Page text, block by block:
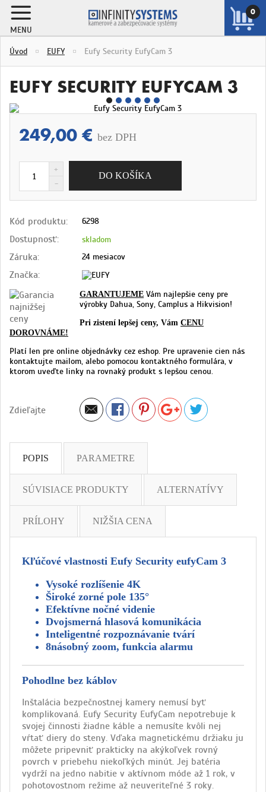
MENU
0
Úvod EUFY Eufy Security EufyCam 3
EUFY SECURITY EUFYCAM 3
249,00 € bez DPH
Kód produktu: 6298
Dostupnosť: skladom
Záruka: 24 mesiacov
Značka:
GARANTUJEME Vám najlepšie ceny pre
výrobky Dahua, Sony, Camplus a Hikvision!
Pri zistení lepšej ceny, Vám CENU
DOROVNÁME!
Platí len pre online objednávky cez eshop. Pre upravenie cien nás
kontaktujte mailom, alebo pomocou kontaktného formulára, v
ktorom uveďte linky na rovnaký produkt s lepšou cenou.
Zdieľajte
POPIS PARAMETRE
SÚVISIACE PRODUKTY ALTERNATÍVY
PRÍLOHY NIŽŠIA CENA
Kľúčové vlastnosti Eufy Security eufyCam 3
Vysoké rozlíšenie 4K
Široké zorné pole 135°
Efektívne nočné videnie
Dvojsmerná hlasová komunikácia
Inteligentné rozpoznávanie tvárí
8násobný zoom, funkcia alarmu
Pohodlne bez káblov
Inštalácia bezpečnostnej kamery nemusí byť
komplikovaná. Eufy Security EufyCam nepotrebuje k
svojej činnosti žiadne káble a nemusíte kvôli nej
vŕtať diery do steny. Vďaka magnetickému držiaku ju
môžete pripevniť prakticky na akýkoľvek rovný
povrch v priebehu niekoľkých minút. Jej batéria
vydrží na jedno nabitie v aktívnom móde až 1 rok, v
pohotovostnom režime až neuveriteľné 3 roky.